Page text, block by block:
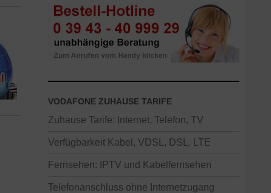
VODAFONE ZUHAUSE TARIFE
Zuhause Tarife: Internet, Telefon, TV
Verfügbarkeit Kabel, VDSL, DSL, LTE
Fernsehen: IPTV und Kabelfernsehen
Telefonanschluss ohne Internetzugang